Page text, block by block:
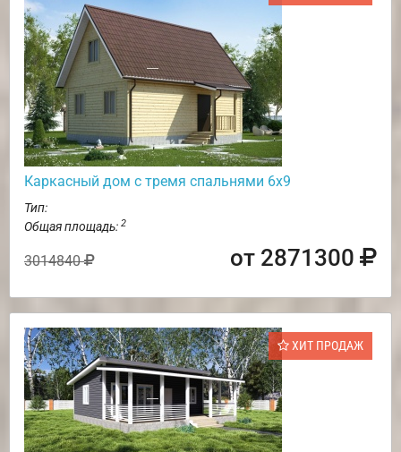
Каркасный дом с тремя спальнями 6х9
Тип:
Общая площадь: 2
3014840 от 2871300
ХИТ ПРОДАЖ